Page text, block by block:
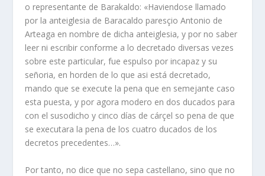
o representante de Barakaldo: «Haviendose llamado
por la anteiglesia de Baracaldo paresçio Antonio de
Arteaga en nombre de dicha anteiglesia, y por no saber
leer ni escribir conforme a lo decretado diversas vezes
sobre este particular, fue espulso por incapaz y su
señoria, en horden de lo que asi está decretado,
mando que se execute la pena que en semejante caso
esta puesta, y por agora modero en dos ducados para
con el susodicho y cinco días de cárçel so pena de que
se executara la pena de los cuatro ducados de los
decretos precedentes…».
Por tanto, no dice que no sepa castellano, sino que no